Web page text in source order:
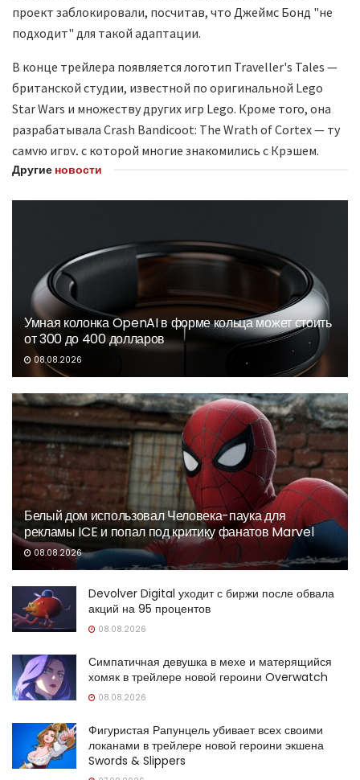
проект заблокировали, посчитав, что Джеймс Бонд "не
подходит" для такой адаптации.
В конце трейлера появляется логотип Traveller's Tales —
британской студии, известной по оригинальной Lego
Star Wars и множеству других игр Lego. Кроме того, она
разрабатывала Crash Bandicoot: The Wrath of Cortex — ту
самую игру, с которой многие знакомились с Крэшем.
Другие новости
Умная колонка OpenAI в форме кольца может стоить
от 300 до 400 долларов
08.08.2026
Белый дом использовал Человека-паука для
рекламы ICE и попал под критику фанатов Marvel
08.08.2026
Devolver Digital уходит с биржи после обвала
акций на 95 процентов
08.08.2026
Симпатичная девушка в мехе и матерящийся
хомяк в трейлере новой героини Overwatch
08.08.2026
Фигуристая Рапунцель убивает всех своими
локанами в трейлере новой героини экшена
Swords & Slippers